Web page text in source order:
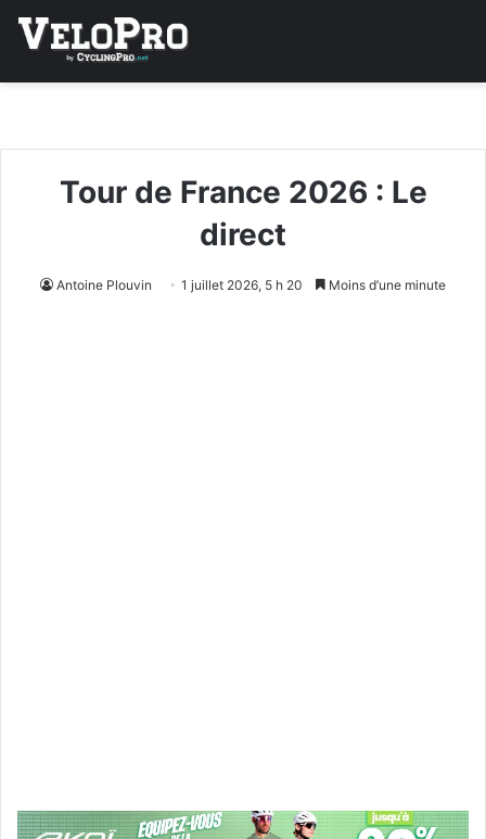
Tour de France 2026 : Le
direct
Antoine Plouvin 1 juillet 2026, 5 h 20 Moins d’une minute